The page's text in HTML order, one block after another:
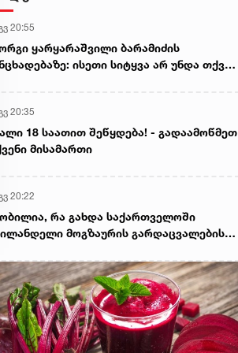
20:55
ყარყარაშვილი ბარამიძის
ისეთი სიტყვა არ უნდა თქვა,
წარმოაჩენს, შენი სიტყვები
და რუსული სააგენტოების მიერ
წაღებული და ყველა ქართველს
20:35
18 საათით შეწყდება! - გადაამოწმეთ
მისამართი
20:22
რა გახდა საქართველოში
მოგზაურის გარდაცვალების